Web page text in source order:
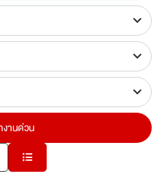
านด่วน